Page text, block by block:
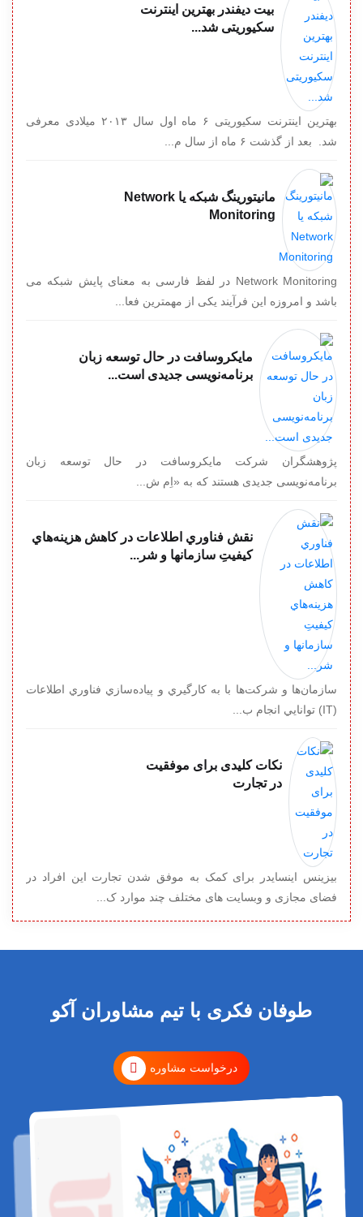
بیت دیفندر بهترین اینترنت
سکیوریتی شد...
بهترین اینترنت سکیوریتی ۶ ماه اول سال ۲۰۱۳ میلادی معرفی
شد. بعد از گذشت ۶ ماه از سال م...
مانیتورینگ شبکه یا Network
Monitoring
Network Monitoring در لفظ فارسی به معنای پایش شبکه می
باشد و امروزه این فرآیند یکی از مهمترین فعا...
مایکروسافت در حال توسعه زبان
برنامه‌‏نویسی جدیدی است...
پژوهشگران شرکت مایکروسافت در حال توسعه زبان
برنامه‌‏نویسی جدیدی هستند که به «اِم ش...
نقش فناوري اطلاعات در كاهش هزينه‌هاي
كيفيتِ سازمانها و شر...
سازمان‌ها و شركت‌ها با به كارگيري و پياده‌سازي فناوري اطلاعات
(IT) توانايي انجام ب...
نکات کلیدی برای موفقیت
در تجارت
بیزینس اینسایدر برای کمک به موفق شدن تجارت این افراد در
فضای مجازی و وبسایت های مختلف چند موارد ک...
طوفان فکری با تیم مشاوران آکو
درخواست مشاوره